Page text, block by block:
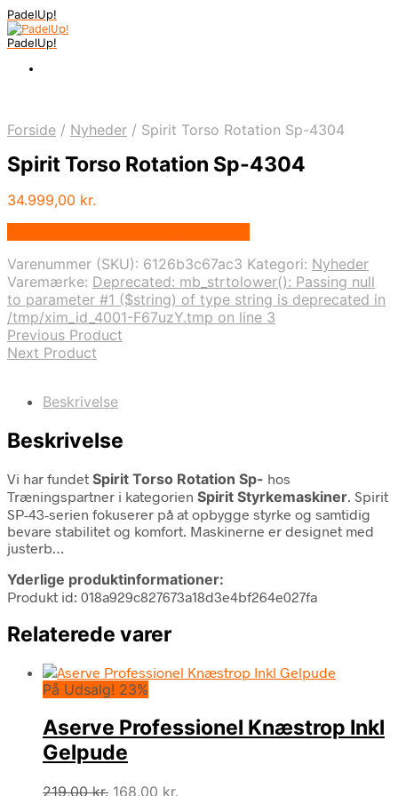
PadelUp!
PadelUp!
Forside / Nyheder / Spirit Torso Rotation Sp-4304
Spirit Torso Rotation Sp-4304
34.999,00 kr.
Varenummer (SKU): 6126b3c67ac3 Kategori: Nyheder
Varemærke: Deprecated: mb_strtolower(): Passing null
to parameter #1 ($string) of type string is deprecated in
/tmp/xim_id_4001-F67uzY.tmp on line 3
Previous Product
Next Product
Beskrivelse
Beskrivelse
Vi har fundet Spirit Torso Rotation Sp- hos
Træningspartner i kategorien Spirit Styrkemaskiner. Spirit
SP-43-serien fokuserer på at opbygge styrke og samtidig
bevare stabilitet og komfort. Maskinerne er designet med
justerb…
Yderlige produktinformationer:
Produkt id: 018a929c827673a18d3e4bf264e027fa
Relaterede varer
På Udsalg! 23%
Aserve Professionel Knæstrop Inkl
Gelpude
219,00kr. Den
168,00 kr.